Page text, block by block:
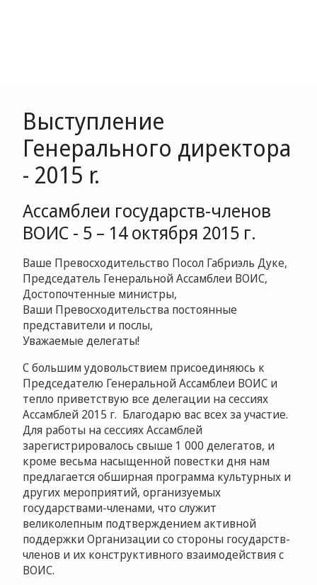
Выступление
Генерального директора
- 2015 r.
Ассамблеи государств-членов
ВОИС - 5 – 14 октября 2015 г.
Ваше Превосходительство Посол Габриэль Дуке,
Председатель Генеральной Ассамблеи ВОИС,
Достопочтенные министры,
Ваши Превосходительства постоянные
представители и послы,
Уважаемые делегаты!
С большим удовольствием присоединяюсь к
Председателю Генеральной Ассамблеи ВОИС и
тепло приветствую все делегации на сессиях
Ассамблей 2015 г. Благодарю вас всех за участие.
Для работы на сессиях Ассамблей
зарегистрировалось свыше 1 000 делегатов, и
кроме весьма насыщенной повестки дня нам
предлагается обширная программа культурных и
других мероприятий, организуемых
государствами-членами, что служит
великолепным подтверждением активной
поддержки Организации со стороны государств-
членов и их конструктивного взаимодействия с
ВОИС.